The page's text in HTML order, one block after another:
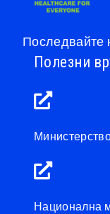
Последвайте
Полезни
Национална